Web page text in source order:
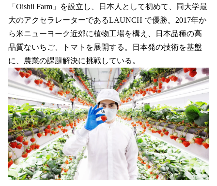
「Oishii Farm」を設立し、日本人として初めて、同大学最
大のアクセラレーターであるLAUNCH で優勝。2017年か
ら米ニューヨーク近郊に植物工場を構え、日本品種の高
品質ないちご、トマトを展開する。日本発の技術を基盤
に、農業の課題解決に挑戦している。